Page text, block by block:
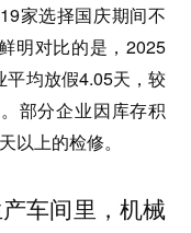
家选择国庆期间不
明对比的是，2025
平均放假4.05天，较
部分企业因库存积
以上的检修。
车间里，机械